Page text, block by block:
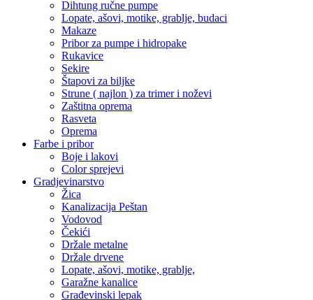
Dihtung ručne pumpe
Lopate, ašovi, motike, grablje, budaci
Makaze
Pribor za pumpe i hidropake
Rukavice
Sekire
Štapovi za biljke
Strune ( najlon ) za trimer i noževi
Zaštitna oprema
Rasveta
Oprema
Farbe i pribor
Boje i lakovi
Color sprejevi
Gradjevinarstvo
Žica
Kanalizacija Peštan
Vodovod
Čekići
Držale metalne
Držale drvene
Lopate, ašovi, motike, grablje,
Garažne kanalice
Građevinski lepak